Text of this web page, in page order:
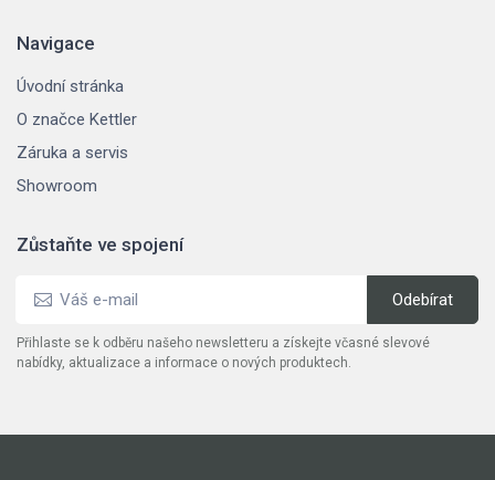
Navigace
Úvodní stránka
O značce Kettler
Záruka a servis
Showroom
Zůstaňte ve spojení
Přihlaste se k odběru našeho newsletteru a získejte včasné slevové
nabídky, aktualizace a informace o nových produktech.